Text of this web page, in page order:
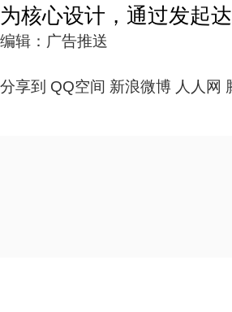
为核心设计，通过发起
编辑：广告推送
分享到 QQ空间 新浪微博 人人网